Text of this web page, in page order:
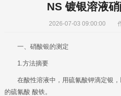
NS 镀银溶液
2026-07-03 09:00:00
一、硝酸银的测定
1.方法摘要
在酸性溶液中，用硫氰酸钾滴定银
的硫氰酸 酸铁。